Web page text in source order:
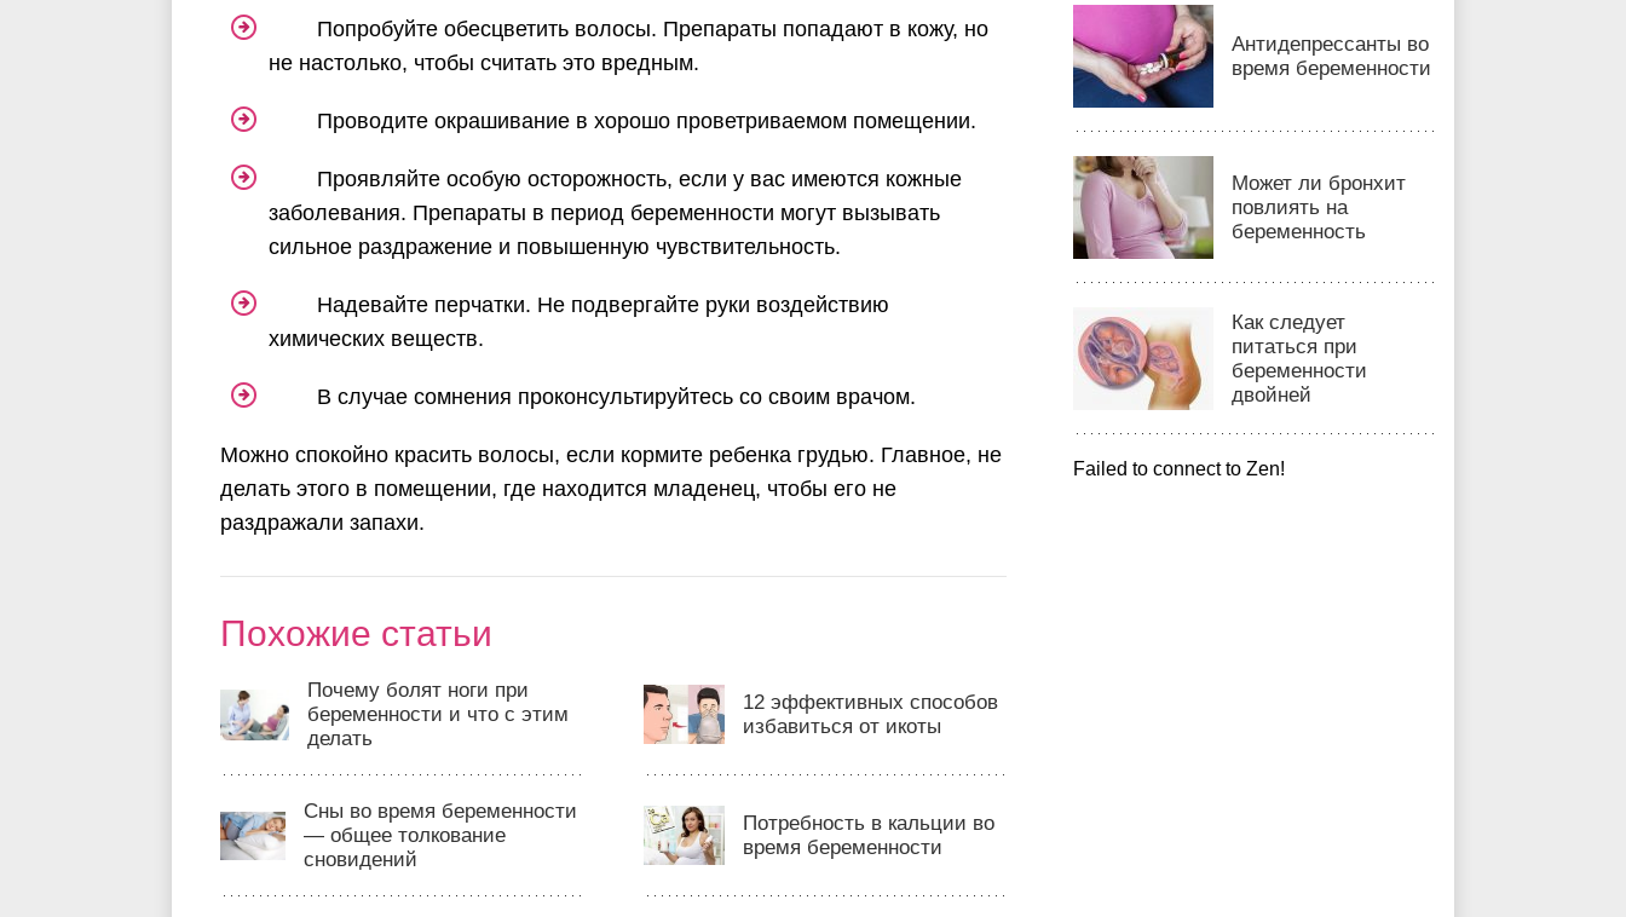
Попробуйте обесцветить волосы. Препараты попадают в кожу, но
не настолько, чтобы считать это вредным.
Проводите окрашивание в хорошо проветриваемом помещении.
Проявляйте особую осторожность, если у вас имеются кожные
заболевания. Препараты в период беременности могут вызывать
сильное раздражение и повышенную чувствительность.
Надевайте перчатки. Не подвергайте руки воздействию
химических веществ.
В случае сомнения проконсультируйтесь со своим врачом.
Можно спокойно красить волосы, если кормите ребенка грудью. Главное, не
делать этого в помещении, где находится младенец, чтобы его не
раздражали запахи.
Похожие статьи
Почему болят ноги при
беременности и что с этим
делать
12 эффективных способов
избавиться от икоты
Сны во время беременности
— общее толкование
сновидений
Потребность в кальции во
время беременности
Антидепрессанты во
время беременности
Может ли бронхит
повлиять на
беременность
Как следует
питаться при
беременности
двойней
Failed to connect to Zen!